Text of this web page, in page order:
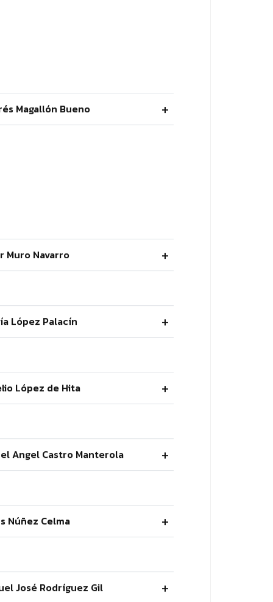
Magallón Bueno
Muro Navarro
López Palacín
López de Hita
Angel Castro Manterola
Núñez Celma
José Rodríguez Gil